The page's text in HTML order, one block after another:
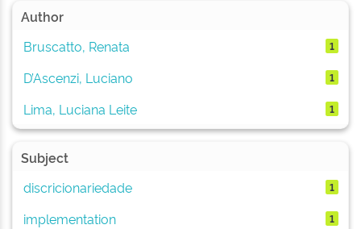
Author
Bruscatto, Renata
1
D’Ascenzi, Luciano 1
Lima, Luciana Leite 1
Subject
discricionariedade
1
implementation 1